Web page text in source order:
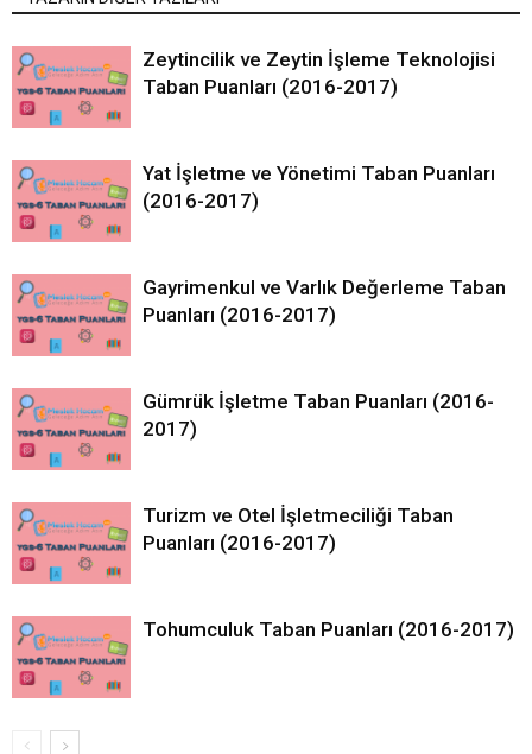
Zeytincilik ve Zeytin İşleme Teknolojisi
Taban Puanları (2016-2017)
Yat İşletme ve Yönetimi Taban Puanları
(2016-2017)
Gayrimenkul ve Varlık Değerleme Taban
Puanları (2016-2017)
Gümrük İşletme Taban Puanları (2016-
2017)
Turizm ve Otel İşletmeciliği Taban
Puanları (2016-2017)
Tohumculuk Taban Puanları (2016-2017)